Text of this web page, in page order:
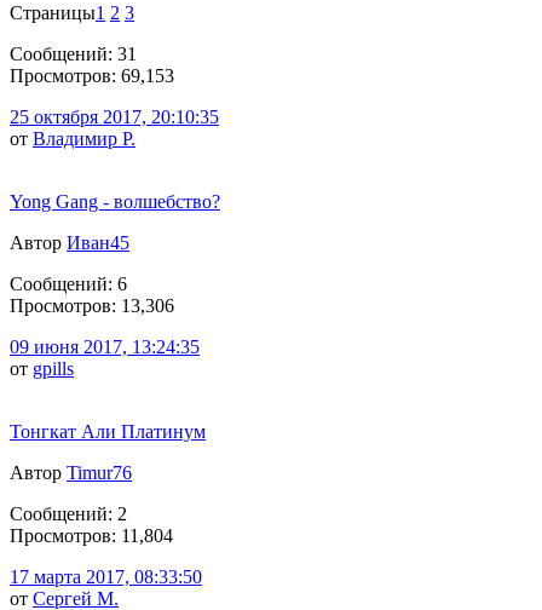
Страницы1 2 3
Сообщений: 31
Просмотров: 69,153
25 октября 2017, 20:10:35
от Владимир Р.
Yong Gang - волшебство?
Автор Иван45
Сообщений: 6
Просмотров: 13,306
09 июня 2017, 13:24:35
от gpills
Тонгкат Али Платинум
Автор Timur76
Сообщений: 2
Просмотров: 11,804
17 марта 2017, 08:33:50
от Сергей М.